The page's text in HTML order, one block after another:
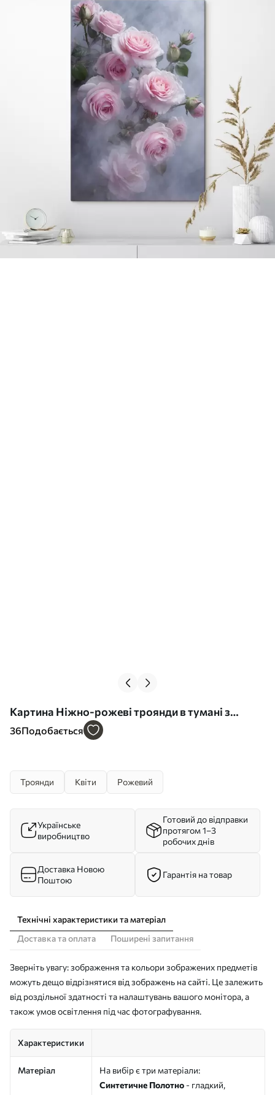
Картина Ніжно-рожеві троянди в тумані з
зеленим листям Арт. s44892
36Подобається
Троянди Квіти Рожевий
Українське
виробництво
Готовий до відправки
протягом 1–3
робочих днів
Доставка Новою
Поштою
Гарантія на товар
Технічні характеристики та матеріал
Доставка та оплата
Поширені запитання
Зверніть увагу: зображення та кольори зображених предметів
можуть дещо відрізнятися від зображень на сайті. Це залежить
від роздільної здатності та налаштувань вашого монітора, а
також умов освітлення під час фотографування.
Характеристики
Матеріал
На вибір є три матеріали:
Синтетичне Полотно - гладкий,